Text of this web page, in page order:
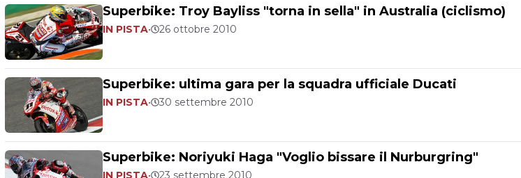
Superbike: Troy Bayliss "torna in sella" in Australia (ciclismo)
IN PISTA• 26 ottobre 2010
Superbike: ultima gara per la squadra ufficiale Ducati
IN PISTA• 30 settembre 2010
Superbike: Noriyuki Haga "Voglio bissare il Nurburgring"
IN PISTA• 23 settembre 2010